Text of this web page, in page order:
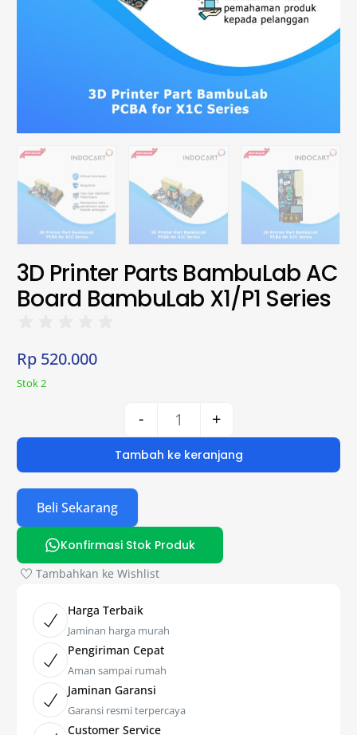
3D Printer Parts BambuLab AC
Board BambuLab X1/P1 Series
Rp 520.000
Stok 2
- +
Tambah ke keranjang
Beli Sekarang
Konfirmasi Stok Produk
Tambahkan ke Wishlist
Harga Terbaik
Jaminan harga murah
Pengiriman Cepat
Aman sampai rumah
Jaminan Garansi
Garansi resmi terpercaya
Customer Service